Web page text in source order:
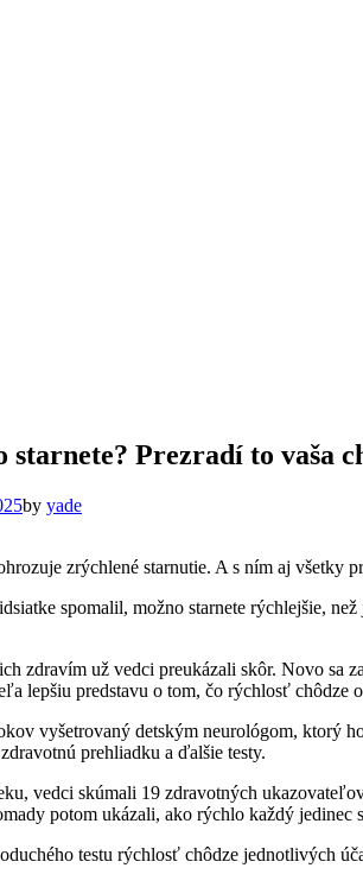
Prezradí to vaša
by yade
zrýchlené starnutie. A s ním aj všetky
spomalil, možno starnete rýchlejšie,
zdravím už vedci preukázali skôr. Novo
lepšiu predstavu o tom, čo rýchlosť chôdze
vyšetrovaný detským neurológom, ktorý
prehliadku a ďalšie testy.
vedci skúmali 19 zdravotných
potom ukázali, ako rýchlo každý jedinec
testu rýchlosť chôdze jednotlivých